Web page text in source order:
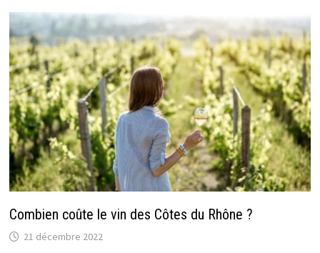
Combien coûte le vin des Côtes du Rhône ?
21 décembre 2022